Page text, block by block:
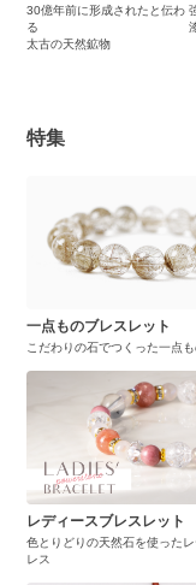
30億年前に形成されたと伝わ
る
太古の天然鉱物
特集
一点ものブレスレット
こだわりの石でつくった一点
レディースブレスレット
色とりどりの天然石を使った
レス